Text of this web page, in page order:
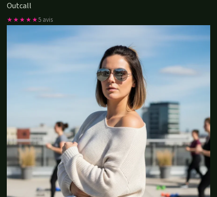
Outcall
★★★★★5 avis